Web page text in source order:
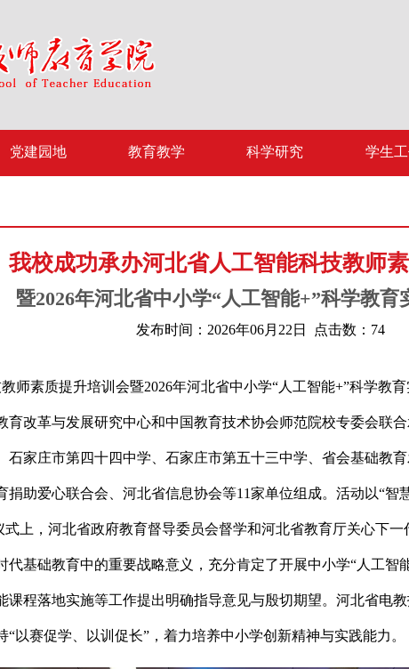
党建园地 教育教学 科学研究 学生
我校成功承办河北省人工智能科技教师
暨2026年河北省中小学“人工智能+”科学教育
发布时间：2026年06月22日 点击数： 74
师素质提升培训会暨2026年河北省中小学“人工智能+”科学教
育改革与发展研究中心和中国教育技术协会师范院校专委会联
石家庄市第四十四中学、石家庄市第五十三中学、省会基础教
助爱心联合会、河北省信息协会等11家单位组成。活动以“智
上，河北省政府教育督导委员会督学和河北省教育厅关心下
代基础教育中的重要战略意义，充分肯定了开展中小学“人工
课程落地实施等工作提出明确指导意见与殷切期望。河北省电
以赛促学、以训促长”，着力培养中小学创新精神与实践能力。